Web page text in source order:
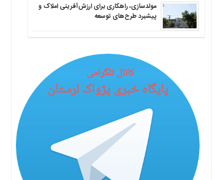
مولدسازی، راهکاری برای ارزش‌آفرینی املاک و
پیشبرد طرح‌های توسعه